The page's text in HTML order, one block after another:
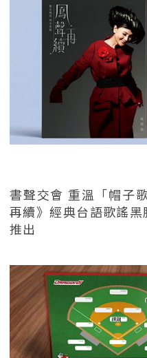
書聲交會 重溫「帽子
再續》經典台語歌謠
推出